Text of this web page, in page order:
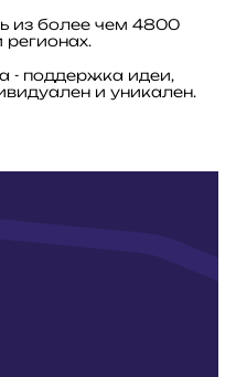
из более чем 4800
регионах.
- поддержка идеи,
и уникален.